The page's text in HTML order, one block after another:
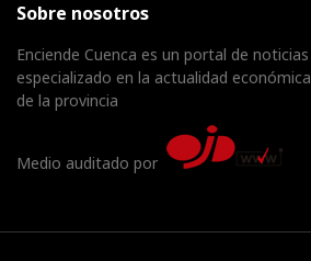
Sobre nosotros
Enciende Cuenca es un portal de
especializado en la actualidad
de la provincia
Medio auditado por